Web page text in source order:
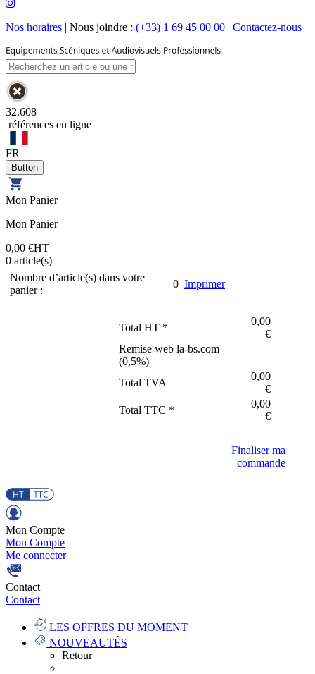
Nos horaires | Nous joindre : (+33) 1 69 45 00 00 | Contactez-nous
32.608
références en ligne
FR
Mon Panier
Mon Panier
0,00 €HT
0 article(s)
Nombre d’article(s) dans votre
panier :
0 Imprimer
Total HT *
0,00
€
Remise web la-bs.com
(0,5%)
Total TVA
0,00
€
Total TTC *
0,00
€
Finaliser ma
commande
Mon Compte
Mon Compte
Me connecter
Contact
Contact
LES OFFRES DU MOMENT
NOUVEAUTÉS
Retour